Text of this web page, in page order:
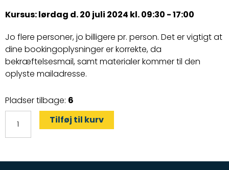
Kursus: lørdag d. 20 juli 2024 kl. 09:30 - 17:00
Jo flere personer, jo billigere pr. person. Det er vigtigt at
dine bookingoplysninger er korrekte, da
bekræftelsesmail, samt materialer kommer til den
oplyste mailadresse.
Pladser tilbage: 6
Speedbådskørekort
antal
Tilføj til kurv